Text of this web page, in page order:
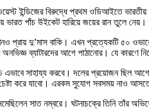
ইন্ডিজের বিরুদ্ধে প্রথম ওডিআইতে
পাঁচ উইকেট হারিয়ে জয়ের রান তুলে নেয়।
প্রায় দু’মাস বাকি। এখন প্রত্যেকটি ৫০
অনভিজ্ঞ ব্যাটারদের আগে পাঠানোর। যে কারণে
এভাবে সাহায্য করবে। দলের প্রয়োজন ছিল
করে যাবো। এরকম সুযোগ সবসময় নাও আসতে
সাত নম্বরে। ঘটনাচক্রে তিনি তাঁর